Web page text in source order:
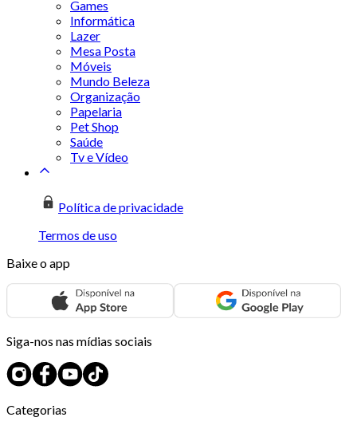
Games
Informática
Lazer
Mesa Posta
Móveis
Mundo Beleza
Organização
Papelaria
Pet Shop
Saúde
Tv e Vídeo
Política de privacidade
Termos de uso
Baixe o app
Siga-nos nas mídias sociais
Categorias